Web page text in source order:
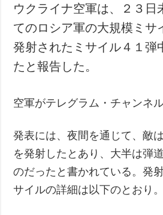
防衛
社会・文化
スポーツ
犯罪
特集
インタビュー
写真
動画
ウクライナ空軍は、２３日
てのロシア軍の大規模ミサ
発射されたミサイル４１弾
たと報告した。
空軍がテレグラム・チャンネ
発表には、夜間を通じて、敵
を発射したとあり、大半は弾
のだったと書かれている。発
サイルの詳細は以下のとおり。